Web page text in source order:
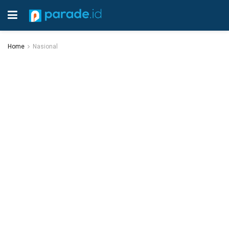
Home Nasional